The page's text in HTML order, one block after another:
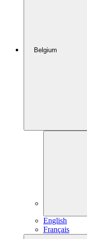
Belgium
English
Français